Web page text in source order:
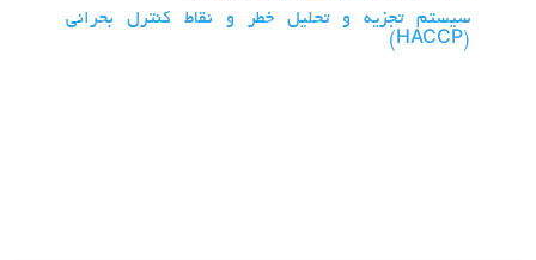
سیستم تجزیه و تحلیل خطر و نقاط کنترل بحرانی
(HACCP)